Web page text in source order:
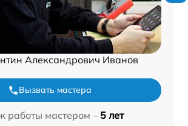
Александрович Иванов
Вызвать мастера
работы мастером – 5 лет